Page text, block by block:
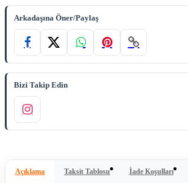
Arkadaşına Öner/Paylaş
Bizi Takip Edin
Açıklama Taksit Tablosu İade Koşulları